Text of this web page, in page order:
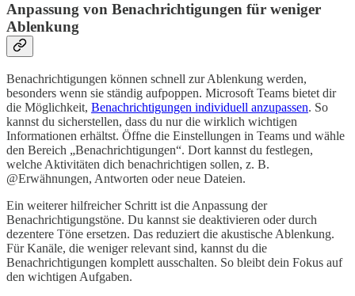
Anpassung von Benachrichtigungen für weniger
Ablenkung
Benachrichtigungen können schnell zur Ablenkung werden,
besonders wenn sie ständig aufpoppen. Microsoft Teams bietet dir
die Möglichkeit, Benachrichtigungen individuell anzupassen. So
kannst du sicherstellen, dass du nur die wirklich wichtigen
Informationen erhältst. Öffne die Einstellungen in Teams und wähle
den Bereich „Benachrichtigungen“. Dort kannst du festlegen,
welche Aktivitäten dich benachrichtigen sollen, z. B.
@Erwähnungen, Antworten oder neue Dateien.
Ein weiterer hilfreicher Schritt ist die Anpassung der
Benachrichtigungstöne. Du kannst sie deaktivieren oder durch
dezentere Töne ersetzen. Das reduziert die akustische Ablenkung.
Für Kanäle, die weniger relevant sind, kannst du die
Benachrichtigungen komplett ausschalten. So bleibt dein Fokus auf
den wichtigen Aufgaben.